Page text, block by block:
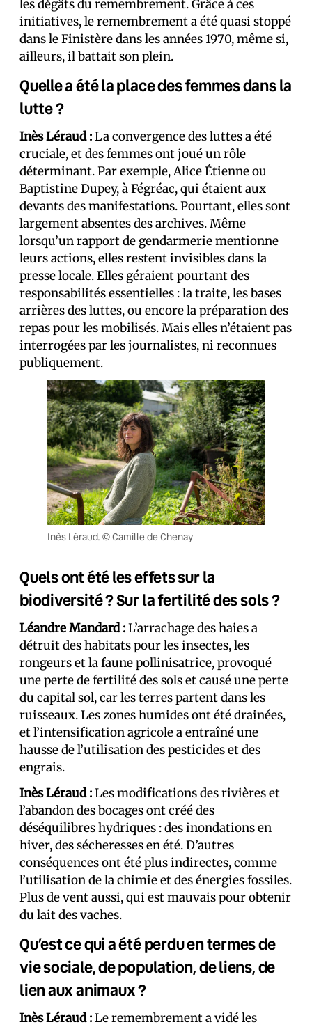
les dégâts du remembrement. Grâce à ces
initiatives, le remembrement a été quasi stoppé
dans le Finistère dans les années 1970, même si,
ailleurs, il battait son plein.
Quelle a été la place des femmes dans la
lutte ?
Inès Léraud :La convergence des luttes a été
cruciale, et des femmes ont joué un rôle
déterminant. Par exemple, Alice Étienne ou
Baptistine Dupey, à Fégréac, qui étaient aux
devants des manifestations. Pourtant, elles sont
largement absentes des archives. Même
lorsqu’un rapport de gendarmerie mentionne
leurs actions, elles restent invisibles dans la
presse locale. Elles géraient pourtant des
responsabilités essentielles : la traite, les bases
arrières des luttes, ou encore la préparation des
repas pour les mobilisés. Mais elles n’étaient pas
interrogées par les journalistes, ni reconnues
publiquement.
Inès Léraud. © Camille de Chenay
Quels ont été les effets sur la
biodiversité ? Sur la fertilité des sols ?
Léandre Mandard :L’arrachage des haies a
détruit des habitats pour les insectes, les
rongeurs et la faune pollinisatrice, provoqué
une perte de fertilité des sols et causé une perte
du capital sol, car les terres partent dans les
ruisseaux. Les zones humides ont été drainées,
et l’intensification agricole a entraîné une
hausse de l’utilisation des pesticides et des
engrais.
Inès Léraud :Les modifications des rivières et
l’abandon des bocages ont créé des
déséquilibres hydriques : des inondations en
hiver, des sécheresses en été. D’autres
conséquences ont été plus indirectes, comme
l’utilisation de la chimie et des énergies fossiles.
Plus de vent aussi, qui est mauvais pour obtenir
du lait des vaches.
Qu’est ce qui a été perdu en termes de
vie sociale, de population, de liens, de
lien aux animaux ?
Inès Léraud :Le remembrement a vidé les